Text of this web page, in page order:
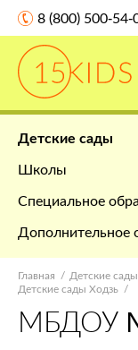
8 (800) 500-54-
Детские сады
Школы
Специальное
Дополнительное
Главная Детские
Детские сады Ходзь
МБДОУ